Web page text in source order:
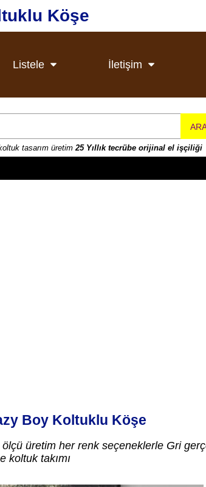
Köşe
Listele İletişim
tasarım üretim25 Yıllık tecrübe orijinal el işçiliği
Boy Koltuklu Köşe
üretim her renk seçeneklerle Gri
koltuk takımı